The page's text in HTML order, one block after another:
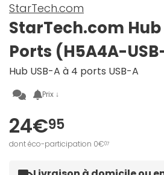
StarTech.com
StarTech.com Hub
Ports (H5A4A-
Hub USB-A à 4 ports USB-A
Prix ↓
24€95
dont éco-participation 0€07